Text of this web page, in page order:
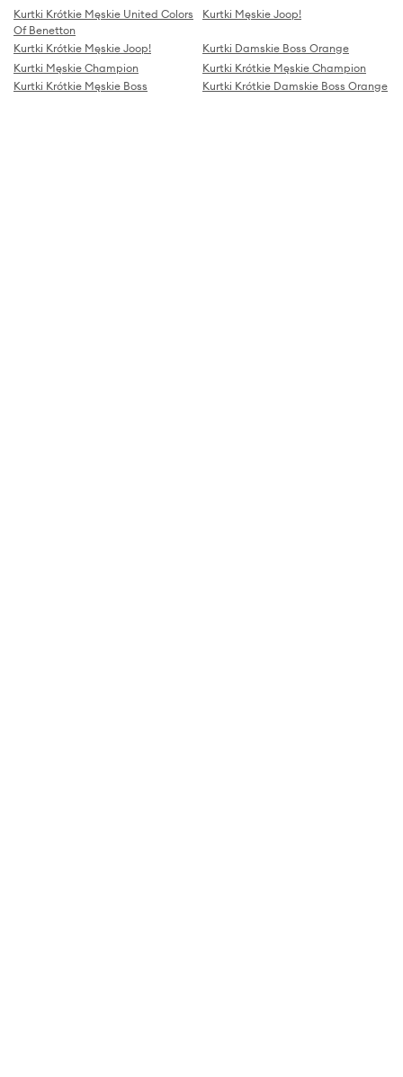
Kurtki Krótkie Męskie United Colors
Of Benetton
Kurtki Męskie Joop!
Kurtki Krótkie Męskie Joop!
Kurtki Damskie Boss Orange
Kurtki Męskie Champion
Kurtki Krótkie Męskie Champion
Kurtki Krótkie Męskie Boss
Kurtki Krótkie Damskie Boss Orange